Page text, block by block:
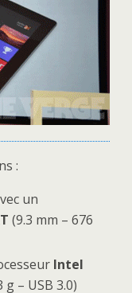
:
un
(9.3 mm – 676
Intel
g – USB 3.0)